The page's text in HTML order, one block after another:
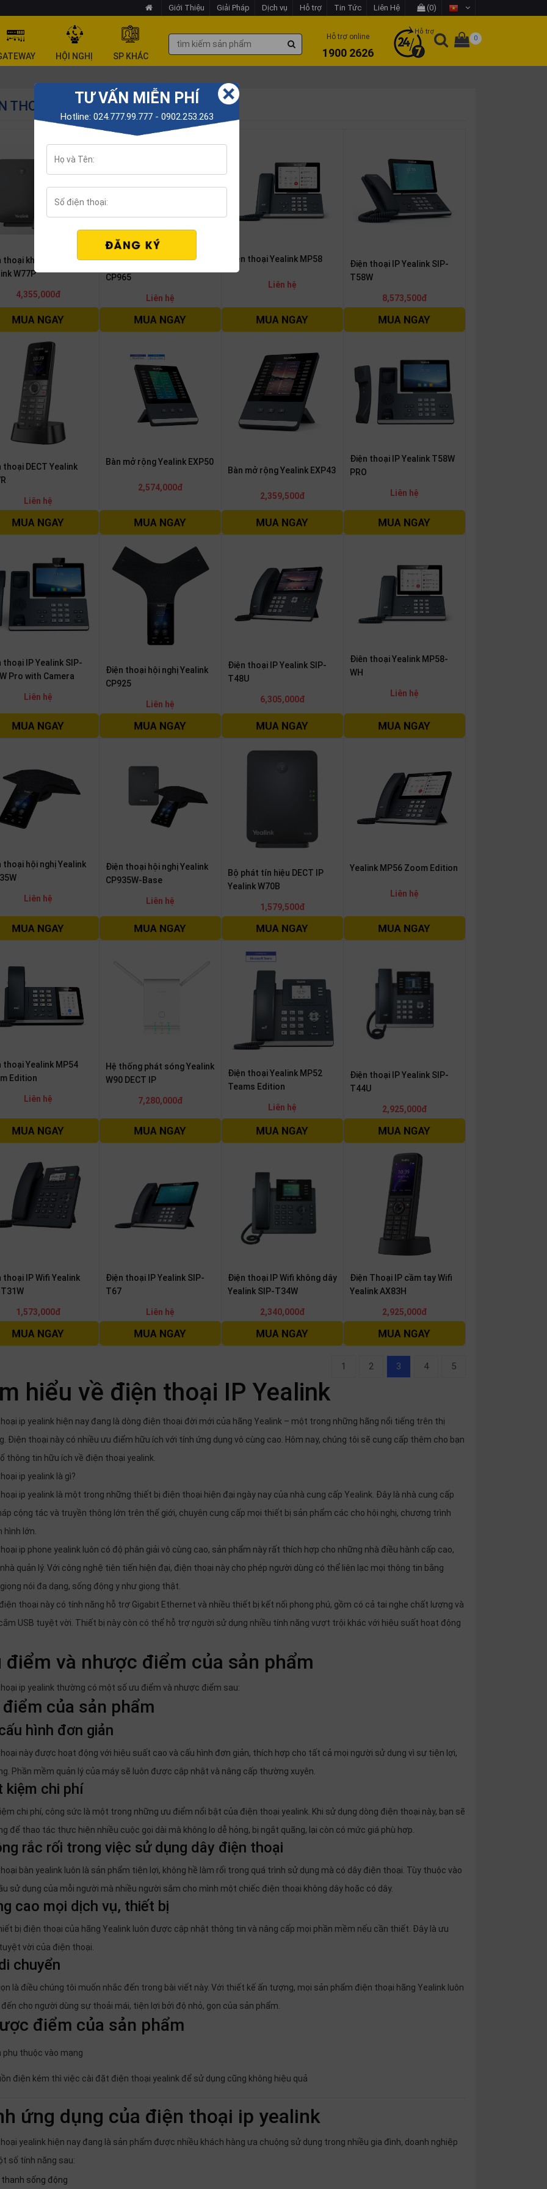
Giới Thiệu Giải Pháp Dịch vụ Hỗ trợ Tin Tức Liên Hệ (0)
HỘI NGHỊ SP KHÁC
Hỗ trợ online
1900 2626
Hỗ trợ
0
THOẠI IP YEALINK
thoại không dây
W77P
4,355,000đ
CP965
Liên hệ
Điện thoại Yealink MP58
Liên hệ
Điện thoại IP Yealink SIP-
T58W
8,573,500đ
thoại DECT Yealink
Liên hệ
Bàn mở rộng Yealink EXP50
2,574,000đ
Bàn mở rộng Yealink EXP43
2,359,500đ
Điện thoại IP Yealink T58W
PRO
Liên hệ
thoại IP Yealink SIP-
Pro with Camera
Liên hệ
Điện thoại hội nghị Yealink
CP925
Liên hệ
Điện thoại IP Yealink SIP-
T48U
6,305,000đ
Điên thoại Yealink MP58-
WH
Liên hệ
thoại hội nghị Yealink
Liên hệ
Điện thoại hội nghị Yealink
CP935W-Base
Liên hệ
Bộ phát tín hiệu DECT IP
Yealink W70B
1,579,500đ
Yealink MP56 Zoom Edition
Liên hệ
thoại Yealink MP54
Edition
Liên hệ
Hệ thống phát sóng Yealink
W90 DECT IP
7,280,000đ
Điện thoại Yealink MP52
Teams Edition
Liên hệ
Điện thoại IP Yealink SIP-
T44U
2,925,000đ
thoại IP Wifi Yealink
1,573,000đ
Điện thoại IP Yealink SIP-
T67
Liên hệ
Điện thoại IP Wifi không dây
Yealink SIP-T34W
2,340,000đ
Điện Thoại IP cầm tay Wifi
Yealink AX83H
2,925,000đ
1 2 3 4 5
hiểu về điện thoại IP Yealink
ip yealink hiện nay đang là dòng điện thoại đời mới của hãng Yealink – một trong những hãng nổi tiếng trên thị
Điện thoại này có nhiều ưu điểm hữu ích với tính ứng dụng vô cùng cao. Hôm nay, chúng tôi sẽ cung cấp thêm cho bạn
thông tin hữu ích về điện thoại yealink.
ip yealink là gì?
ip yealink là một trong những thiết bị điện thoại hiện đại ngày nay của nhà cung cấp Yealink. Đây là nhà cung cấp
cộng tác và truyền thông lớn trên thế giới, chuyên cung cấp mọi thiết bị sản phẩm các cho hội nghị, chương trình
hình lớn.
ip phone yealink luôn có độ phân giải vô cùng cao, sản phẩm này rất thích hợp cho những nhà điều hành cấp cao,
quản lý. Với công nghệ tiên tiến hiện đại, điện thoại này cho phép người dùng có thể liên lạc mọi thông tin bằng
nói đa dạng, sống động y như giọng thật.
thoại này có tính năng hỗ trợ Gigabit Ethernet và nhiều thiết bị kết nối phong phú, gồm có cả tai nghe chất lượng và
USB tuyệt vời. Thiết bị này còn có thể hỗ trợ người sử dụng nhiều tính năng vượt trội khác với hiệu suất hoạt động
điểm và nhược điểm của sản phẩm
ip yealink thường có một số ưu điểm và nhược điểm sau:
điểm của sản phẩm
hình đơn giản
này được hoạt động với hiệu suất cao và cấu hình đơn giản, thích hợp cho tất cả mọi người sử dụng vì sự tiện lợi,
Phần mềm quản lý của máy sẽ luôn được cập nhật và nâng cấp thường xuyên.
kiệm chi phí
chi phí, công sức là một trong những ưu điểm nổi bật của điện thoại yealink. Khi sử dụng dòng điện thoại này, bạn sẽ
để thao tác thực hiện nhiều cuộc gọi dài mà không lo dễ hỏng, bị ngắt quãng, lại còn có mức giá phù hợp.
rắc rối trong việc sử dụng dây điện thoại
bàn yealink luôn là sản phẩm tiện lợi, không hề làm rối trong quá trình sử dụng mà có dây điện thoại. Tùy thuộc vào
sử dụng của mỗi người mà nhiều người sắm cho mình một chiếc điện thoại không dây hoặc có dây.
cao mọi dịch vụ, thiết bị
bị điện thoại của hãng Yealink luôn được cập nhật thông tin và nâng cấp mọi phần mềm nếu cần thiết. Đây là ưu
vời của điện thoại.
chuyển
là điều chúng tôi muốn nhắc đến trong bài viết này. Với thiết kế ấn tượng, mọi sản phẩm điện thoại hãng Yealink luôn
cho người dùng sự thoải mái, tiện lợi bởi độ nhỏ, gọn của sản phẩm.
điểm của sản phẩm
phụ thuộc vào mạng
điện kém thì việc cài đặt điện thoại yealink để sử dụng cũng không hiệu quả
ứng dụng của điện thoại ip yealink
yealink hiện nay đang là sản phẩm được nhiều khách hàng ưa chuộng sử dụng trong nhiều gia đình, doanh nghiệp
số tính năng sau:
thanh sống động
TƯ VẤN MIỄN PHÍ
Hotline: 024.777.99.777 - 0902.253.263